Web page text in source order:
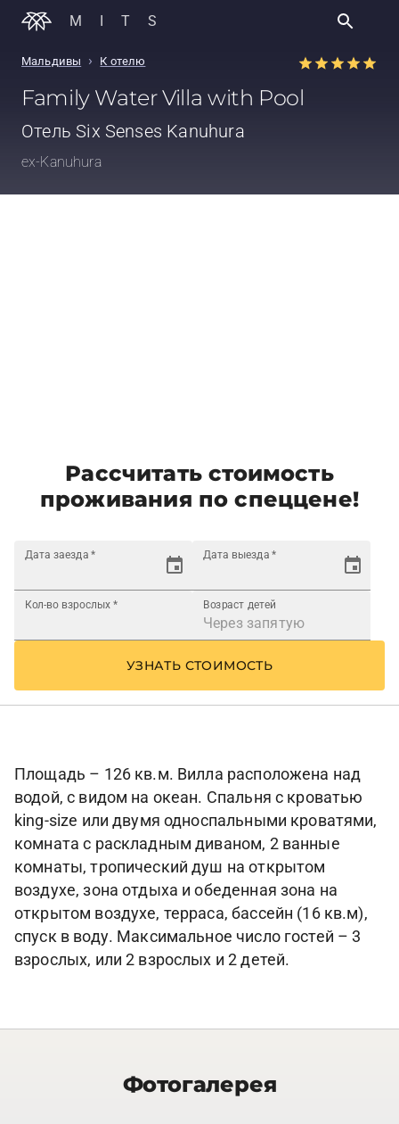
MITS
Мальдивы › К отелю
Family Water Villa with Pool
Отель Six Senses Kanuhura
ex-Kanuhura
Рассчитать стоимость
проживания по спеццене!
Дата заезда * Дата выезда *
Кол-во взрослых * Возраст детей
УЗНАТЬ СТОИМОСТЬ
Площадь – 126 кв.м. Вилла расположена над
водой, с видом на океан. Спальня с кроватью
king-size или двумя односпальными кроватями,
комната с раскладным диваном, 2 ванные
комнаты, тропический душ на открытом
воздухе, зона отдыха и обеденная зона на
открытом воздухе, терраса, бассейн (16 кв.м),
спуск в воду. Максимальное число гостей – 3
взрослых, или 2 взрослых и 2 детей.
Фотогалерея